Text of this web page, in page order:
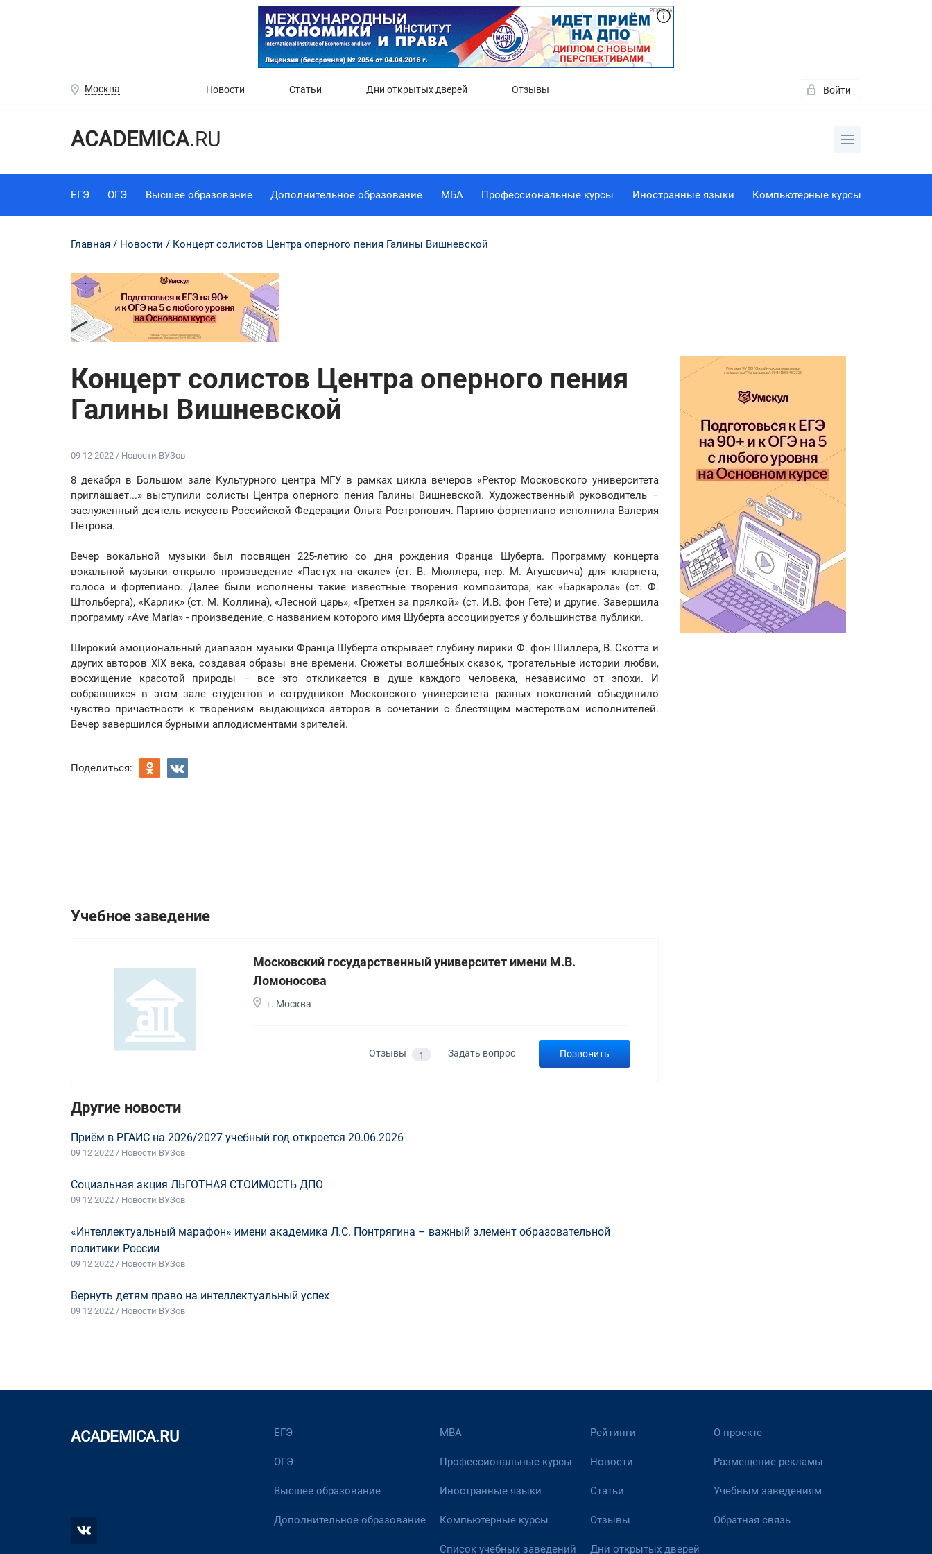
Москва Новости Статьи Дни открытых дверей Отзывы Войти
ACADEMICA.RU
ЕГЭ ОГЭ Высшее образование Дополнительное образование МБА Профессиональные курсы Иностранные языки Компьютерные курсы
Главная Новости Концерт солистов Центра оперного пения Галины Вишневской
Концерт солистов Центра оперного пения
Галины Вишневской
09 12 2022 / Новости ВУЗов
8 декабря в Большом зале Культурного центра МГУ в рамках цикла вечеров «Ректор Московского университета
приглашает...» выступили солисты Центра оперного пения Галины Вишневской. Художественный руководитель –
заслуженный деятель искусств Российской Федерации Ольга Ростропович. Партию фортепиано исполнила Валерия
Петрова.
Вечер вокальной музыки был посвящен 225-летию со дня рождения Франца Шуберта. Программу концерта
вокальной музыки открыло произведение «Пастух на скале» (ст. В. Мюллера, пер. М. Агушевича) для кларнета,
голоса и фортепиано. Далее были исполнены такие известные творения композитора, как «Баркарола» (ст. Ф.
Штольберга), «Карлик» (ст. М. Коллина), «Лесной царь», «Гретхен за прялкой» (ст. И.В. фон Гёте) и другие. Завершила
программу «Ave Maria» ‑ произведение, с названием которого имя Шуберта ассоциируется у большинства публики.
Широкий эмоциональный диапазон музыки Франца Шуберта открывает глубину лирики Ф. фон Шиллера, В. Скотта и
других авторов XIX века, создавая образы вне времени. Сюжеты волшебных сказок, трогательные истории любви,
восхищение красотой природы – все это откликается в душе каждого человека, независимо от эпохи. И
собравшихся в этом зале студентов и сотрудников Московского университета разных поколений объединило
чувство причастности к творениям выдающихся авторов в сочетании с блестящим мастерством исполнителей.
Вечер завершился бурными аплодисментами зрителей.
Поделиться:
Учебное заведение
Московский государственный университет имени М.В.
Ломоносова
г. Москва
Отзывы 1 Задать вопрос Позвонить
Другие новости
Приём в РГАИС на 2026/2027 учебный год откроется 20.06.2026
09 12 2022 / Новости ВУЗов
Социальная акция ЛЬГОТНАЯ СТОИМОСТЬ ДПО
09 12 2022 / Новости ВУЗов
«Интеллектуальный марафон» имени академика Л.С. Понтрягина – важный элемент образовательной
политики России
09 12 2022 / Новости ВУЗов
Вернуть детям право на интеллектуальный успех
09 12 2022 / Новости ВУЗов
ACADEMICA.RU ЕГЭ
ОГЭ
Высшее образование
Дополнительное образование
МВА
Профессиональные курсы
Иностранные языки
Компьютерные курсы
Список учебных заведений
Рейтинги
Новости
Статьи
Отзывы
Дни открытых дверей
О проекте
Размещение рекламы
Учебным заведениям
Обратная связь
Нет